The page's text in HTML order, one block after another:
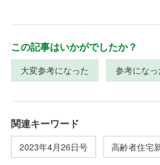
この記事はいかがでしたか？
大変参考になった 参考になっ
関連キーワード
2023年4月26日号 高齢者住宅